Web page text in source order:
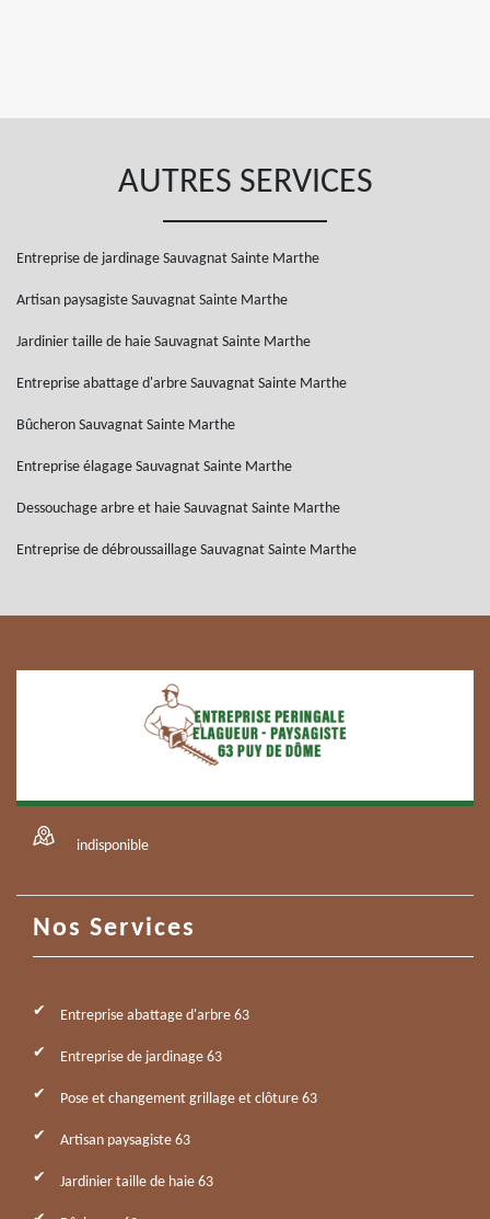
AUTRES SERVICES
Entreprise de jardinage Sauvagnat Sainte Marthe
Artisan paysagiste Sauvagnat Sainte Marthe
Jardinier taille de haie Sauvagnat Sainte Marthe
Entreprise abattage d'arbre Sauvagnat Sainte Marthe
Bûcheron Sauvagnat Sainte Marthe
Entreprise élagage Sauvagnat Sainte Marthe
Dessouchage arbre et haie Sauvagnat Sainte Marthe
Entreprise de débroussaillage Sauvagnat Sainte Marthe
indisponible
Nos Services
Entreprise abattage d'arbre 63
Entreprise de jardinage 63
Pose et changement grillage et clôture 63
Artisan paysagiste 63
Jardinier taille de haie 63